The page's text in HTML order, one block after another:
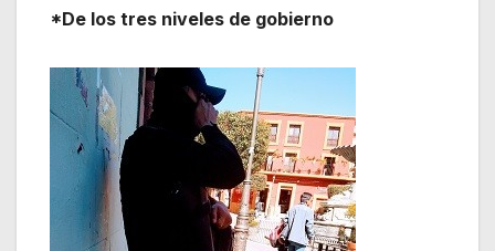
*De los tres niveles de gobierno